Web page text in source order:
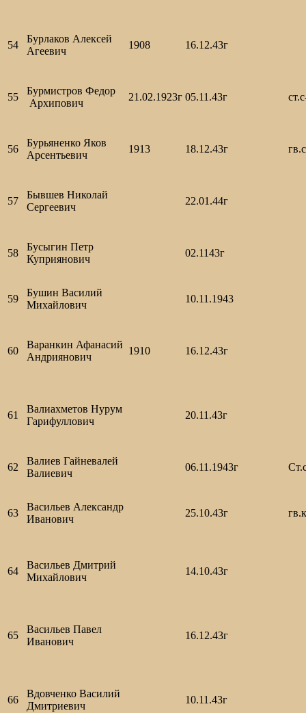
54
Бурлаков Алексей
Агеевич
1908 16.12.43г
55
Бурмистров Федор
Архипович
21.02.1923г 05.11.43г
56
Бурьяненко Яков
Арсентьевич
1913 18.12.43г
57
Бывшев Николай
Сергеевич
22.01.44г
58
Бусыгин Петр
Куприянович
02.1143г
59
Бушин Василий
Михайлович
10.11.1943
60
Варанкин Афанасий
Андриянович
1910 16.12.43г
61
Валиахметов Нурум
Гарифуллович
20.11.43г
62
Валиев Гайневалей
Валиевич
06.11.1943г
63
Васильев Александр
Иванович
25.10.43г
64
Васильев Дмитрий
Михайлович
14.10.43г
65
Васильев Павел
Иванович
16.12.43г
66
Вдовченко Василий
Дмитриевич
10.11.43г